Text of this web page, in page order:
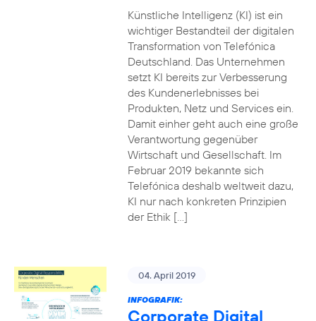
Künstliche Intelligenz (KI) ist ein
wichtiger Bestandteil der digitalen
Transformation von Telefónica
Deutschland. Das Unternehmen
setzt KI bereits zur Verbesserung
des Kundenerlebnisses bei
Produkten, Netz und Services ein.
Damit einher geht auch eine große
Verantwortung gegenüber
Wirtschaft und Gesellschaft. Im
Februar 2019 bekannte sich
Telefónica deshalb weltweit dazu,
KI nur nach konkreten Prinzipien
der Ethik […]
04. April 2019
INFOGRAFIK:
Corporate Digital